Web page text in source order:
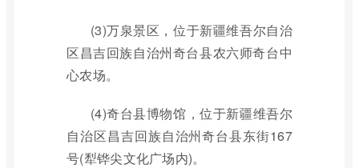
(3)万泉景区，位于新疆维吾尔自治
区昌吉回族自治州奇台县农六师奇台中
心农场。
(4)奇台县博物馆，位于新疆维吾尔
自治区昌吉回族自治州奇台县东街167
号(犁铧尖文化广场内)。